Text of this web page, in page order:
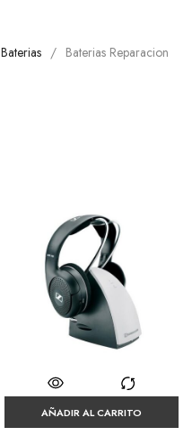
Baterias Baterias Reparacion
AÑADIR AL CARRITO